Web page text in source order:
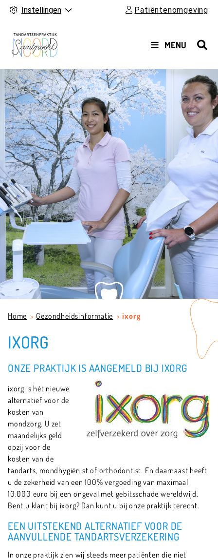
Instellingen Patiëntenomgeving
MENU
Home Gezondheidsinformatie ixorg
IXORG
ONZE PRAKTIJK IS AANGEMELD BIJ IXORG
ixorg is hét nieuwe
alternatief voor de
kosten van
mondzorg. U zet
maandelijks geld
opzij voor de
kosten van de
tandarts, mondhygiënist of orthodontist. En daarnaast heeft
u de zekerheid van een 100% vergoeding van maximaal
10.000 euro bij een ongeval met gebitsschade wereldwijd.
Bent u klant bij ixorg? Dan kunt u bij onze praktijk terecht.
EEN UITSTEKEND ALTERNATIEF VOOR DE
AANVULLENDE TANDARTSVERZEKERING
In onze praktijk zien wij steeds meer patiënten die niet